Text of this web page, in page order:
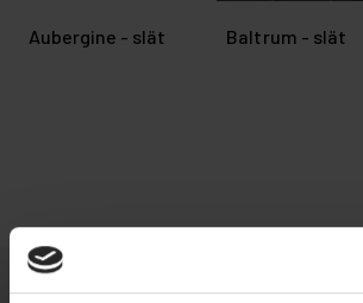
Aubergine - slät Baltrum - slät